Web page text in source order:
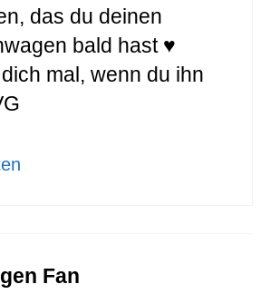
das du deinen
bald hast ♥
mal, wenn du ihn
Fan